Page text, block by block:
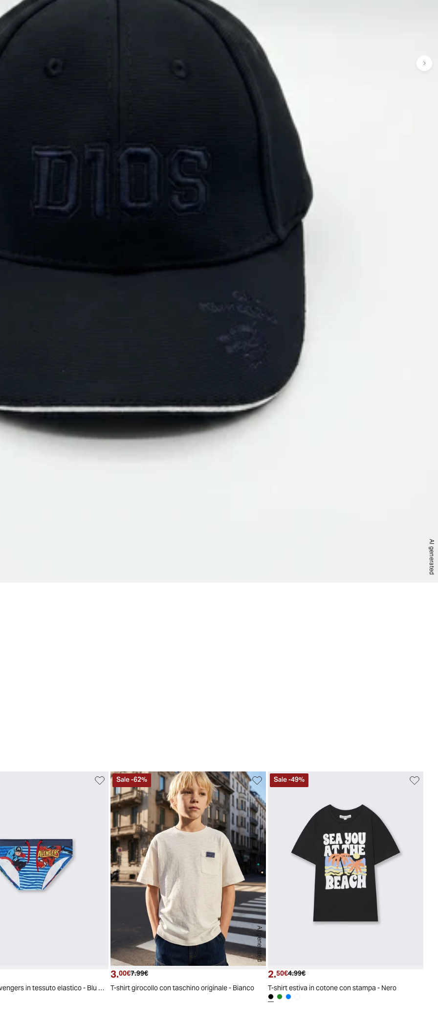
AI generated
originale
Costume slip Avengers in tessuto elastico - Blu navy
AI generated
Sale-62%
Prezzo attuale
3.00€ Prezzo originale
7.99€
T-shirt girocollo con taschino originale - Bianco
Sale-49%
Prezzo attuale
2.50€ Prezzo originale
4.99€
T-shirt estiva in cotone con stampa - Nero